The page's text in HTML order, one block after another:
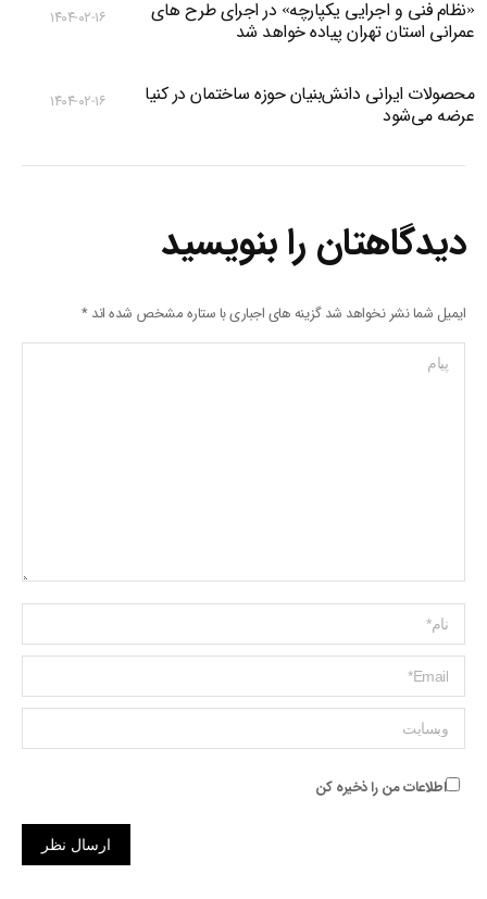
«نظام فنی و اجرایی یکپارچه» در اجرای طرح های
عمرانی استان تهران پیاده خواهد شد
۱۴۰۴-۰۲-۱۶
محصولات ایرانی دانش‌بنیان‌ حوزه ساختمان در کنیا
عرضه می‌شود
۱۴۰۴-۰۲-۱۶
دیدگاهتان را بنویسید
ایمیل شما نشر نخواهد شد گزینه های اجباری با ستاره مشخص شده اند*
پیام
Name *
ایمیل *
وبسایت
اطلاعات من را ذخیره کن
ارسال نظر